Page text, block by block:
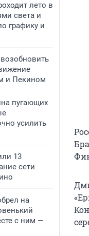
лето в
света и
графику и
и Пекином
пугающих
усилить
13
сети
на
с ним —